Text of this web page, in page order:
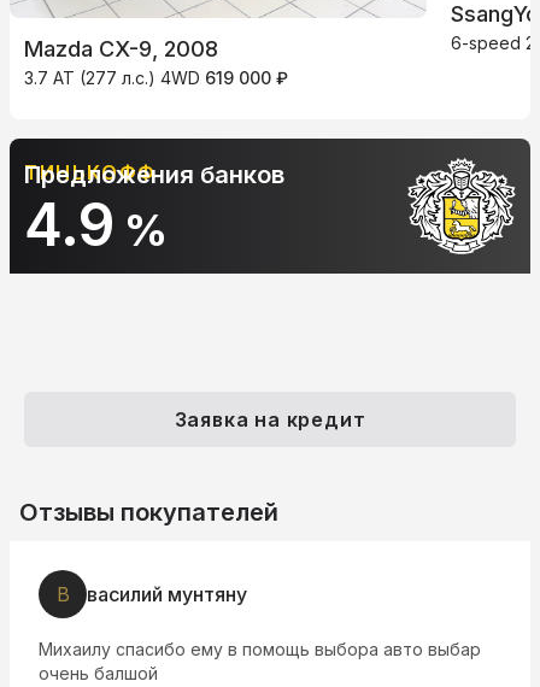
Mazda CX-9, 2008
3.7 AT (277 л.с.) 4WD 619 000 ₽
6-speed
АЛЬФА-БАНК
10.9%
Предложения банков
Заявка на кредит
Отзывы покупателей
В василий мунтяну
Михаилу спасибо ему в помощь выбора авто выбар
очень балшой